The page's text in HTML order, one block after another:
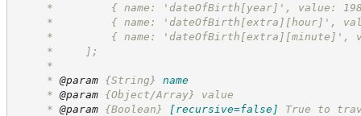
*         { name: 'dateOfBirth[year]', value:
*         { name: 'dateOfBirth[extra][hour]',
*         { name: 'dateOfBirth[extra][minute]',
*     ];
*
* @param {String}
name
* @param {Object/Array} value
* @param {Boolean} [recursive=false]
True to